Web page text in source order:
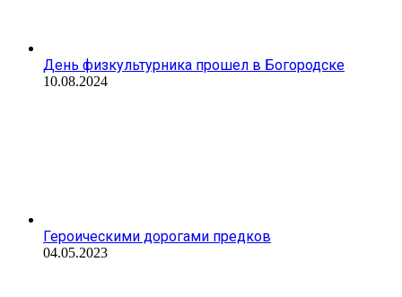
День физкультурника прошел в Богородске
10.08.2024
Героическими дорогами предков
04.05.2023